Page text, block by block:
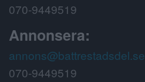
070-9449519
Annonsera:
annons@battrestadsdel.se
070-9449519